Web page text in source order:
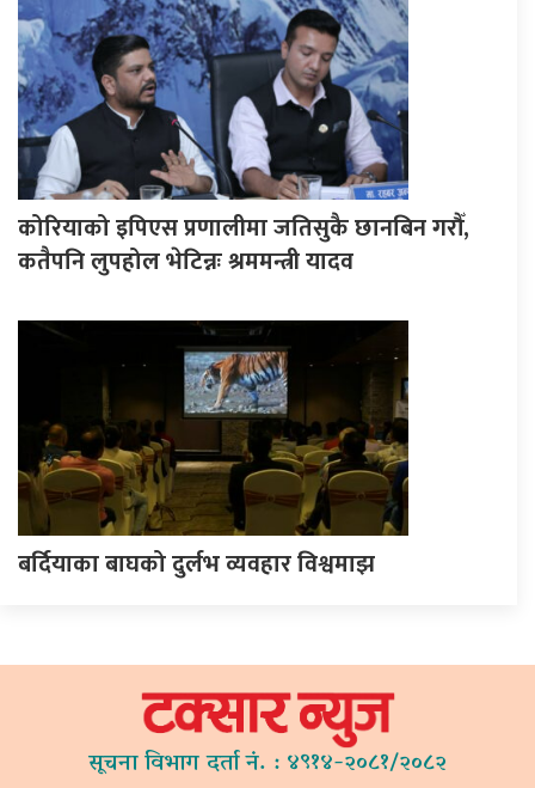
कोरियाको इपिएस प्रणालीमा जतिसुकै छानबिन गरौँ,
कतैपनि लुपहोल भेटिन्नः श्रममन्त्री यादव
बर्दियाका बाघको दुर्लभ व्यवहार विश्वमाझ
सूचना विभाग दर्ता नं. : ४९१४-२०८१/२०८२